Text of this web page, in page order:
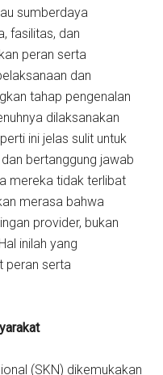
sumberdaya
fasilitas, dan
peran serta
dan
tahap pengenalan
dilaksanakan
ini jelas sulit untuk
bertanggung jawab
mereka tidak terlibat
merasa bahwa
provider, bukan
inilah yang
peran serta
(SKN) dikemukakan